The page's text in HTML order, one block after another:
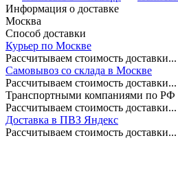
Информация о доставке
Москва
Способ доставки
Курьер по Москве
Рассчитываем стоимость доставки...
Самовывоз со склада в Москве
Рассчитываем стоимость доставки...
Транспортными компаниями по РФ
Рассчитываем стоимость доставки...
Доставка в ПВЗ Яндекс
Рассчитываем стоимость доставки...